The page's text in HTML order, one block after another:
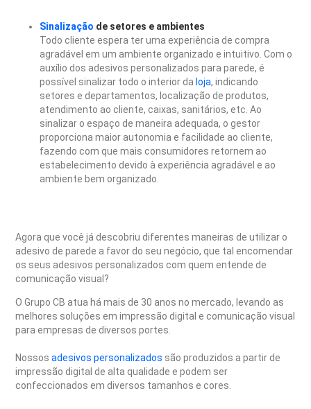
Sinalização de setores e ambientes
Todo cliente espera ter uma experiência de compra
agradável em um ambiente organizado e intuitivo. Com o
auxílio dos adesivos personalizados para parede, é
possível sinalizar todo o interior da loja, indicando
setores e departamentos, localização de produtos,
atendimento ao cliente, caixas, sanitários, etc.Ao
sinalizar o espaço de maneira adequada, o gestor
proporciona maior autonomia e facilidade ao cliente,
fazendo com que mais consumidores retornem ao
estabelecimento devido à experiência agradável e ao
ambiente bem organizado.
Agora que você já descobriu diferentes maneiras de utilizar o
adesivo de parede a favor do seu negócio, que tal encomendar
os seus adesivos personalizados com quem entende de
comunicação visual?
O Grupo CB atua há mais de 30 anos no mercado, levando as
melhores soluções em impressão digital e comunicação visual
para empresas de diversos portes.
Nossosadesivos personalizados são produzidos a partir de
impressão digital de alta qualidade e podem ser
confeccionados em diversos tamanhos e cores.